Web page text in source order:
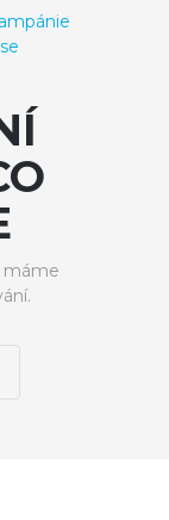
máme